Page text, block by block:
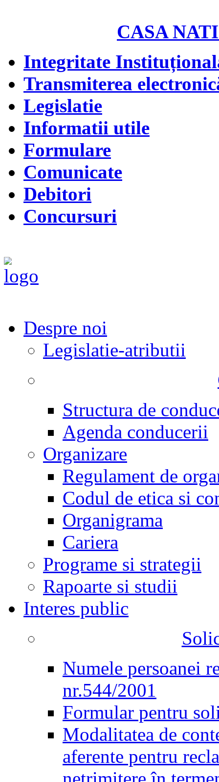
CASA
Integritate
Transmiterea
Legislatie
Informatii utile
Formulare
Comunicate
Debitori
Concursuri
Despre noi
Legislatie-atributii
Structura de
Agenda conducerii
Organizare
Regulament de
Codul de etica si
Organigrama
Cariera
Programe si strategii
Rapoarte si studii
Interes public
Numele persoanei
nr.544/2001
Formular pentru
Modalitatea de
aferente pentru